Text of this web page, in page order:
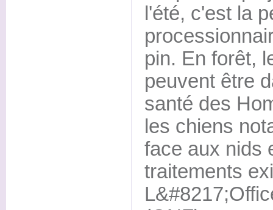
l'été, c'est la
pin. En forêt,
peuvent être
santé des
les chiens
face aux nids
traitements